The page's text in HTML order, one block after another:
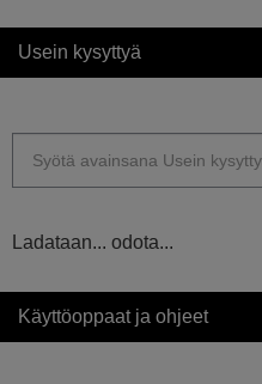
Usein kysyttyä
Ladataan... odota...
Käyttöoppaat ja ohjeet